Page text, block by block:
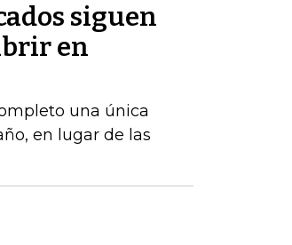
siguen
en
una única
en lugar de las